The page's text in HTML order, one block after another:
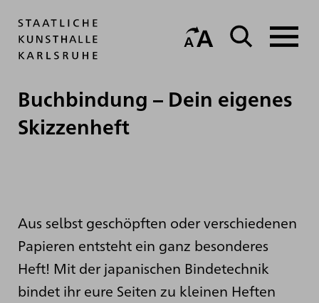
Buchbindung – Dein eigenes
Skizzenheft
Aus selbst geschöpften oder verschiedenen
Papieren entsteht ein ganz besonderes
Heft! Mit der japanischen Bindetechnik
bindet ihr eure Seiten zu kleinen Heften